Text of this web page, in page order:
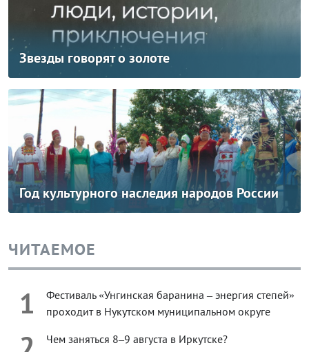
Звезды говорят о золоте
Год культурного наследия народов России
ЧИТАЕМОЕ
1
Фестиваль «Унгинская баранина – энергия степей»
проходит в Нукутском муниципальном округе
Чем заняться 8–9 августа в Иркутске?